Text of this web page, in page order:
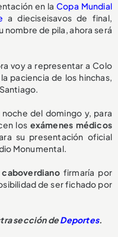
en laCopa Mundial
a dieciseisavos de final,
nombre de pila, ahora será
voy a representar a Colo
paciencia de los hinchas,
del domingo y, para
los exámenes médicos
su presentación oficial
Monumental.
caboverdianofirmaría por
de ser fichado por
sección deDeportes.